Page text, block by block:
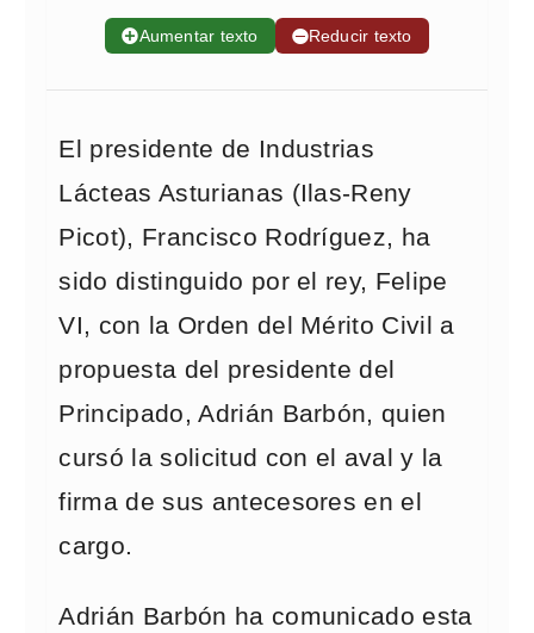
➕Aumentar texto ➖Reducir texto
El presidente de Industrias
Lácteas Asturianas (Ilas-Reny
Picot), Francisco Rodríguez, ha
sido distinguido por el rey, Felipe
VI, con la Orden del Mérito Civil a
propuesta del presidente del
Principado, Adrián Barbón, quien
cursó la solicitud con el aval y la
firma de sus antecesores en el
cargo.
Adrián Barbón ha comunicado esta